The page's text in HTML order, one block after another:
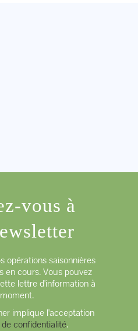
vous à
opérations saisonnières
en cours. Vous pouvez
lettre d'information à
implique l'acceptation
confidentialité.